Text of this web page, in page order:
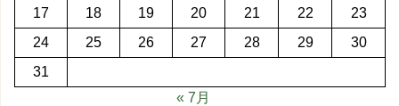
17
18 19 20 21 22
23
24
25 26 27 28 29
30
31
« 7月